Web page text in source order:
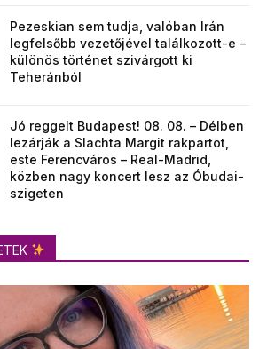
Pezeskian sem tudja, valóban Irán
legfelsőbb vezetőjével találkozott-e –
különös történet szivárgott ki
Teheránból
Jó reggelt Budapest! 08. 08. – Délben
lezárják a Slachta Margit rakpartot,
este Ferencváros – Real-Madrid,
közben nagy koncert lesz az Óbudai-
szigeten